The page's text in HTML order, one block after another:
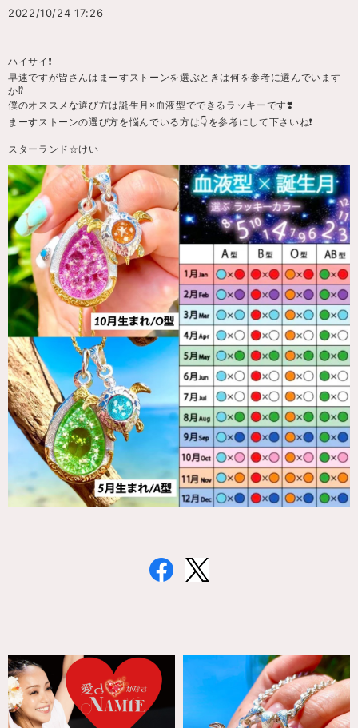
2022/10/24 17:26
ハイサイ❗️
早速ですが皆さんはまーすストーンを選ぶときは何を参考に選んでいます
か⁉️
僕のオススメな選び方は誕生月×血液型でできるラッキーです❣️
まーすストーンの選び方を悩んでいる方は👇を参考にして下さいね❗️
スターランド☆けい